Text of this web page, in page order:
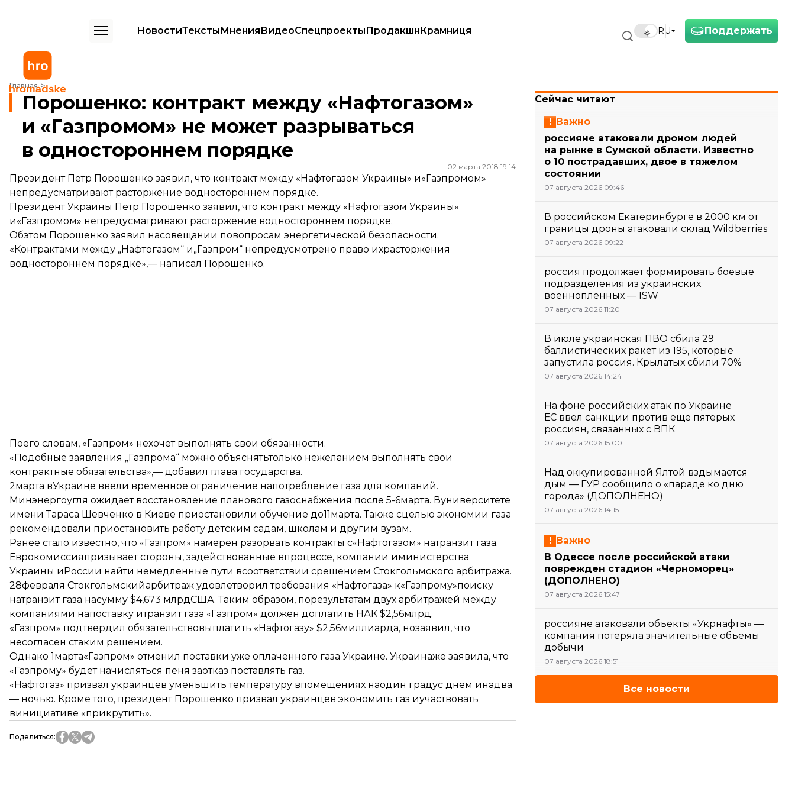
Поддержать
RU
НовостиТекстыМненияВидеоСпецпроектыПродакшнКрамниця
Главная
Порошенко: контракт между «Нафтогазом» и «Газпромом» не может разрываться в одностороннем порядке
Порошенко: контракт между «Нафтогазом»
и «Газпромом» не может разрываться
в одностороннем порядке
02 марта 2018 19:14
Президент Петр Порошенко заявил, что контракт между «Нафтогазом Украины» и«Газпромом»
непредусматривают расторжение водностороннем порядке.
Президент Украины Петр Порошенко заявил, что контракт между «Нафтогазом Украины»
и«Газпромом» непредусматривают расторжение водностороннем порядке.
Обэтом Порошенко заявил насовещании повопросам энергетической безопасности.
«Контрактами между „Нафтогазом“ и„Газпром“ непредусмотрено право ихрасторжения
водностороннем порядке»,— написал Порошенко.
Поего словам, «Газпром» нехочет выполнять свои обязанности.
«Подобные заявления „Газпрома“ можно объяснятьтолько нежеланием выполнять свои
контрактные обязательства»,— добавил глава государства.
2марта вУкраине ввели временное ограничение напотребление газа для компаний.
Минэнергоугля ожидает восстановление планового газоснабжения после 5-6марта. Вуниверситете
имени Тараса Шевченко в Киеве приостановили обучение до11марта. Также сцелью экономии газа
рекомендовали приостановить работу детским садам, школам и другим вузам.
Ранее стало известно, что «Газпром» намерен разорвать контракты с«Нафтогазом» натранзит газа.
Еврокомиссияпризывает стороны, задействованные впроцессе, компании иминистерства
Украины иРоссии найти немедленные пути всоответствии срешением Стокгольмского арбитража.
28февраля Стокгольмскийарбитраж удовлетворил требования «Нафтогаза» к«Газпрому»поиску
натранзит газа насумму $4,673 млрдСША. Таким образом, порезультатам двух арбитражей между
компаниями напоставку итранзит газа «Газпром» должен доплатить НАК $2,56млрд.
«Газпром» подтвердил обязательствовыплатить «Нафтогазу» $2,56миллиарда, нозаявил, что
несогласен стаким решением.
Однако 1марта«Газпром» отменил поставки уже оплаченного газа Украине. Украинаже заявила, что
«Газпрому» будет начисляться пеня заотказ поставлять газ.
«Нафтогаз» призвал украинцев уменьшить температуру впомещениях наодин градус днем инадва
— ночью. Кроме того, президент Порошенко призвал украинцев экономить газ иучаствовать
винициативе «прикрутить».
Поделиться:
Сейчас читают
Важно
россияне атаковали дроном людей
на рынке в Сумской области. Известно
о 10 пострадавших, двое в тяжелом
состоянии
07 августа 2026 09:46
В российском Екатеринбурге в 2000 км от
границы дроны атаковали склад Wildberries
07 августа 2026 09:22
россия продолжает формировать боевые
подразделения из украинских
военнопленных — ISW
07 августа 2026 11:20
В июле украинская ПВО сбила 29
баллистических ракет из 195, которые
запустила россия. Крылатых сбили 70%
07 августа 2026 14:24
На фоне российских атак по Украине
ЕС ввел санкции против еще пятерых
россиян, связанных с ВПК
07 августа 2026 15:00
Над оккупированной Ялтой вздымается
дым — ГУР сообщило о «параде ко дню
города» (ДОПОЛНЕНО)
07 августа 2026 14:15
Важно
В Одессе после российской атаки
поврежден стадион «Черноморец»
(ДОПОЛНЕНО)
07 августа 2026 15:47
россияне атаковали объекты «Укрнафты» —
компания потеряла значительные объемы
добычи
07 августа 2026 18:51
Все новости